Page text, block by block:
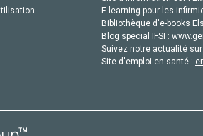
E-learning pour les
Bibliothèque d'e-books
Blog special IFSI :
Suivez notre actualité
Site d'emploi en santé :